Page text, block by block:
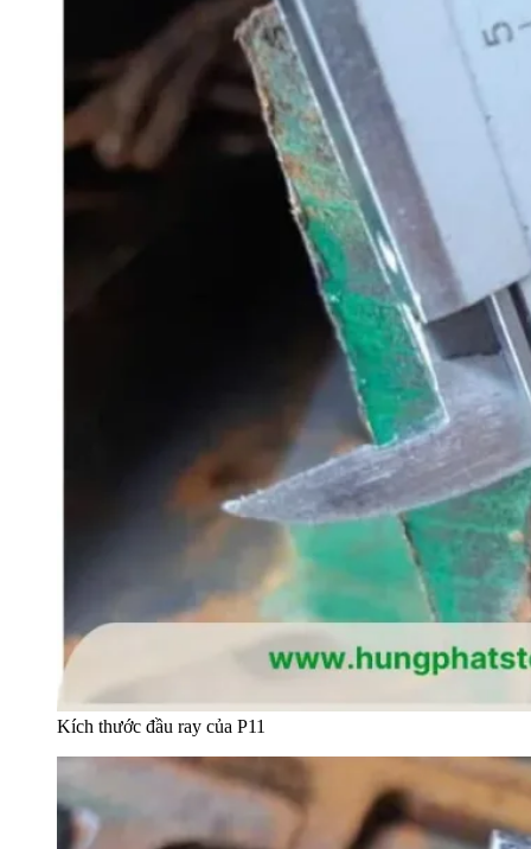
Kích thước đầu ray của P11